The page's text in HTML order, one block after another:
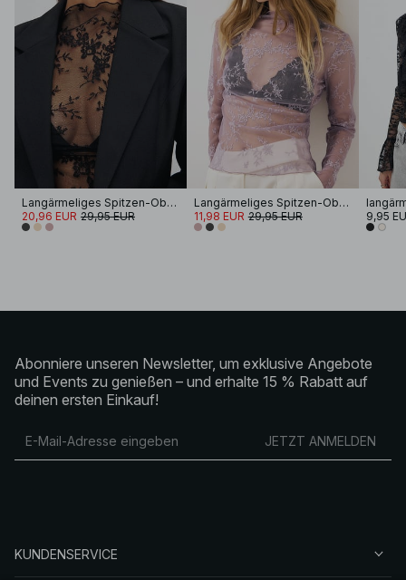
Langärmeliges Spitzen-Oberteil
20,96 EUR 29,95 EUR
Langärmeliges Spitzen-Oberteil
11,98 EUR 29,95 EUR 9,95
Abonniere unseren Newsletter, um exklusive Angebote
und Events zu genießen – und erhalte 15 % Rabatt auf
deinen ersten Einkauf!
JETZT ANMELDEN
KUNDENSERVICE